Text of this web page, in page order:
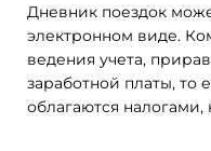
Дневник поездок
электронном виде.
ведения учета,
заработной платы, то
облагаются налогами,